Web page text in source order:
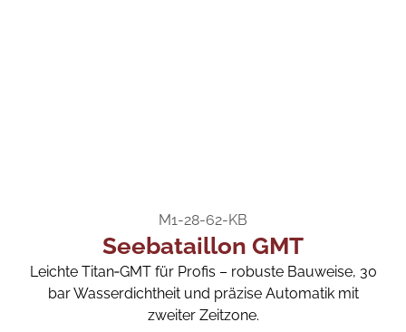
M1-28-62-KB
Seebataillon GMT
Leichte Titan‑GMT für Profis – robuste Bauweise, 30
bar Wasserdichtheit und präzise Automatik mit
zweiter Zeitzone.